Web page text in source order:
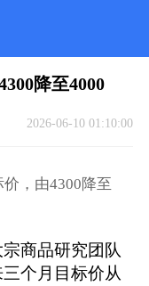
降至4000
2026-06-10 01:10:00
价，由4300降至
商品研究团队
个月目标价从